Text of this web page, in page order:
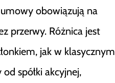
obowiązują na
przerwy. Różnica jest
jak w klasycznym
spółki akcyjnej,